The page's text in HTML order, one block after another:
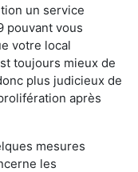
un service
pouvant vous
votre local
toujours mieux de
plus judicieux de
après
mesures
les